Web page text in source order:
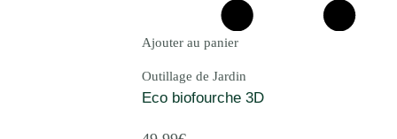
Ajouter au panier
Outillage de Jardin
Eco biofourche 3D